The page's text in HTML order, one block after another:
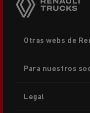
menu
Otras webs de
Para nuestros
Legal